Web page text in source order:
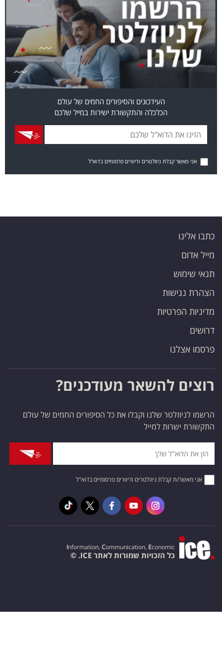
העידכונים והסיפורים החמים של עולם
הכלכלה והתקשורת ישירות במייל שלכם
אני מאשר קבלת ניוזלטרים ודיוורים פרסומיים בדוא"ל
כתבו אלינו
מייל אדום
תנאי שימוש
הצהרת נגישות
מדיניות הפרטיות
דרושים
פרסמו אצלנו
רוצים להשאר מעודכנים?
הרשמו לניוזלטר שלנו וקבלו את כל הסיפורים החמים של עולם
התקשורת ישרות למייל
אני מאשר/ת קבלת ניוזלטרים ודיוורים פרסומיים בדוא"ל
Information, Communication, Economic
כל הזכויות שמורות לאתר ICE. ©